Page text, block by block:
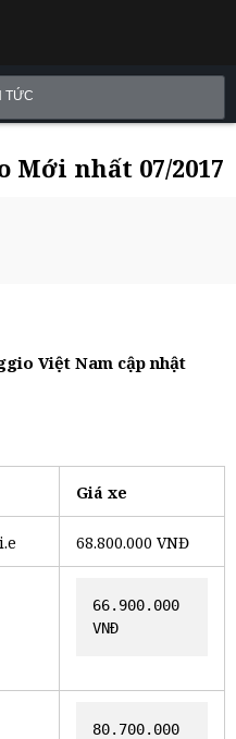
TỨC
Mới nhất 07/2017
Việt Nam cập nhật
Giá xe
68.800.000 VNĐ
66.900.000
VNĐ
80.700.000